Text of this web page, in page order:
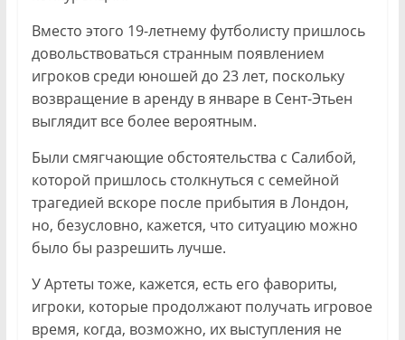
Вместо этого 19-летнему футболисту пришлось
довольствоваться странным появлением
игроков среди юношей до 23 лет, поскольку
возвращение в аренду в январе в Сент-Этьен
выглядит все более вероятным.
Были смягчающие обстоятельства с Салибой,
которой пришлось столкнуться с семейной
трагедией вскоре после прибытия в Лондон,
но, безусловно, кажется, что ситуацию можно
было бы разрешить лучше.
У Артеты тоже, кажется, есть его фавориты,
игроки, которые продолжают получать игровое
время, когда, возможно, их выступления не